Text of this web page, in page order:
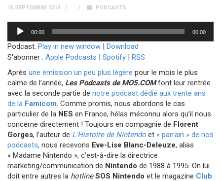
15 SEPTEMBRE 2013 PODCASTS
Lecteur
audio
00:00 00:00
Podcast: Play in new window | Download
S'abonner : Apple Podcasts | Spotify | RSS
Après une émission un peu plus légère pour le mois le plus
calme de l’année, Les Podcasts de MO5.COMfont leur rentrée
avec la seconde partie de notre podcast dédié aux trente ans
de la Famicom. Comme promis, nous abordons le cas
particulier de la NES en France, hélas méconnu alors qu’il nous
concerne directement ! Toujours en compagnie de Florent
Gorges, l’auteur de L’Histoire de Nintendo et « parrain » de nos
podcasts, nous recevons Eve-Lise Blanc-Deleuze, alias
« Madame Nintendo », c’est-à-dire la directrice
marketing/communication de Nintendo de 1988 à 1995. On lui
doit entre autres la hotline SOS Nintendo et le magazine Club